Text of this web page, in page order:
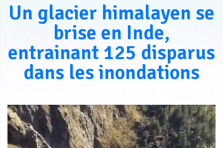
Un glacier himalayen se
brise en Inde,
entrainant 125 disparus
dans les inondations